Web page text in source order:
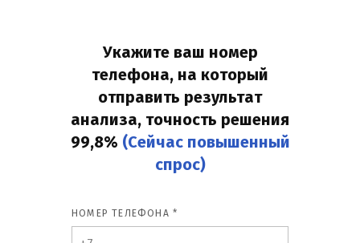
Укажите ваш номер
телефона, на который
отправить результат
анализа, точность решения
99,8% (Сейчас повышенный
спрос)
НОМЕР ТЕЛЕФОНА *